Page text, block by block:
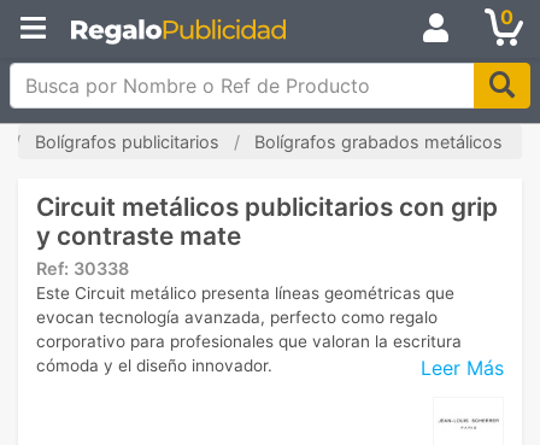
0
Busca por Nombre o Ref de Producto
Bolígrafos publicitarios Bolígrafos grabados metálicos
Circuit metálicos publicitarios con grip
y contraste mate
Ref: 30338
Leer Más
Este Circuit metálico presenta líneas geométricas que
evocan tecnología avanzada, perfecto como regalo
corporativo para profesionales que valoran la escritura
cómoda y el diseño innovador.